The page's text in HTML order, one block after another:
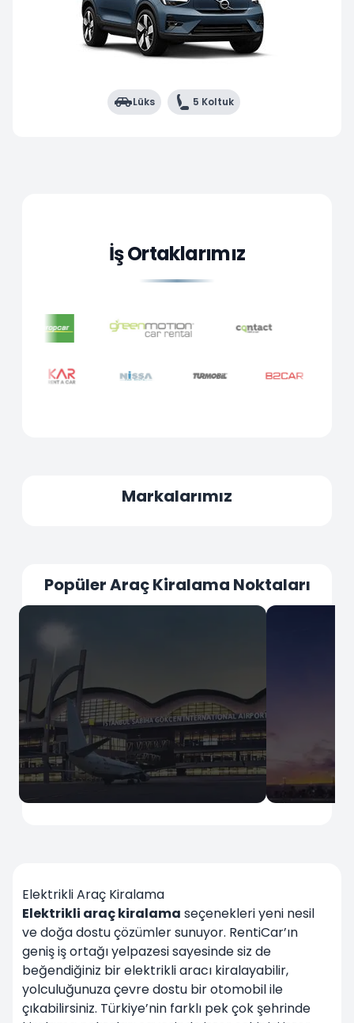
Lüks 5 Koltuk
İş Ortaklarımız
Markalarımız
Popüler Araç Kiralama Noktaları
Hemen Kirala
Elektrikli Araç Kiralama
Elektrikli araç kiralama seçenekleri yeni nesil
ve doğa dostu çözümler sunuyor. RentiCar’ın
geniş iş ortağı yelpazesi sayesinde siz de
beğendiğiniz bir elektrikli aracı kiralayabilir,
yolculuğunuza çevre dostu bir otomobil ile
çıkabilirsiniz. Türkiye’nin farklı pek çok şehrinde